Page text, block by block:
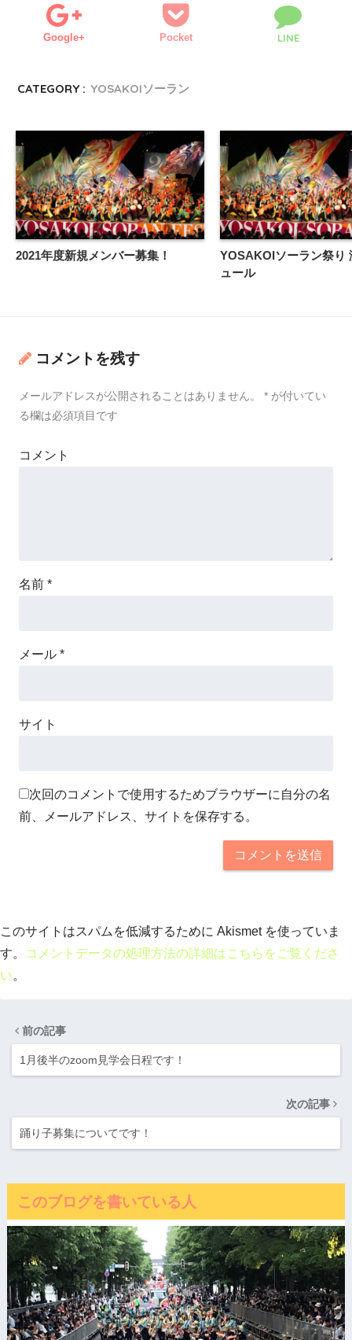
Google+ Pocket LINE
CATEGORY : YOSAKOIソーラン
2021年度新規メンバー募集！
YOSAKOIソーラン祭り
ュール
コメントを残す
メールアドレスが公開されることはありません。 * が付いてい
る欄は必須項目です
コメント
名前 *
メール *
サイト
次回のコメントで使用するためブラウザーに自分の名
前、メールアドレス、サイトを保存する。
このサイトはスパムを低減するために Akismet を使っていま
す。
コメントデータの処理方法の詳細はこちらをご覧くださ
い。
前の記事
1月後半のzoom見学会日程です！
次の記事
踊り子募集についてです！
このブログを書いている人